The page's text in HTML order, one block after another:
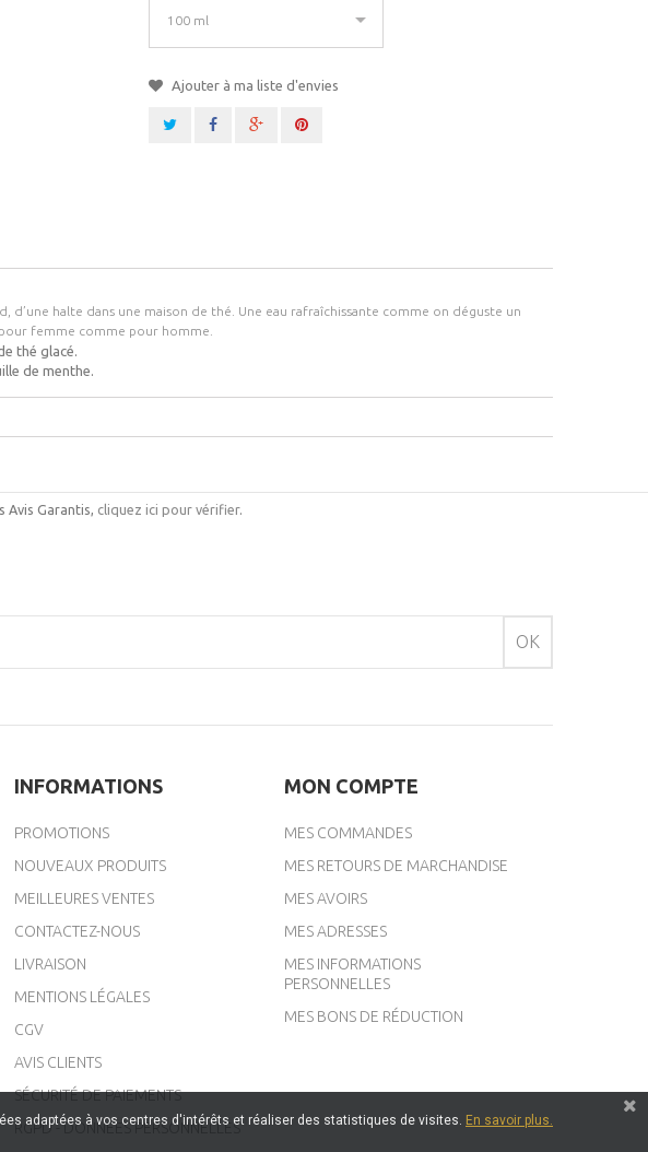
100 ml
Ajouter à ma liste d'envies
d’une halte dans une maison de thé. Une eau rafraîchissante comme on déguste un
femme comme pour homme.
thé glacé.
de menthe.
Avis Garantis, cliquez ici pour vérifier.
OK
INFORMATIONS
PROMOTIONS
NOUVEAUX PRODUITS
MEILLEURES VENTES
CONTACTEZ-NOUS
LIVRAISON
MENTIONS LÉGALES
CGV
AVIS CLIENTS
SÉCURITÉ DE PAIEMENTS
RGPD - DONNÉES PERSONNELLES
MON COMPTE
MES COMMANDES
MES RETOURS DE MARCHANDISE
MES AVOIRS
MES ADRESSES
MES INFORMATIONS
PERSONNELLES
MES BONS DE RÉDUCTION
adaptées à vos centres d'intérêts et réaliser des statistiques de visites. En savoir plus.